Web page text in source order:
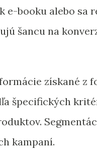
booku alebo sa
šancu na
získané z
špecifických
kampaní.